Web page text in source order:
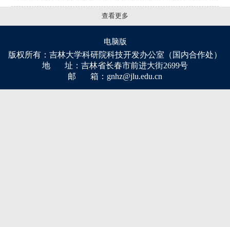
查看更多
电脑版
版权所有：吉林大学科研院科技开发办公室（国内合作处）
地 址：吉林省长春市前进大街2699号
邮 箱：gnhz@jlu.edu.cn